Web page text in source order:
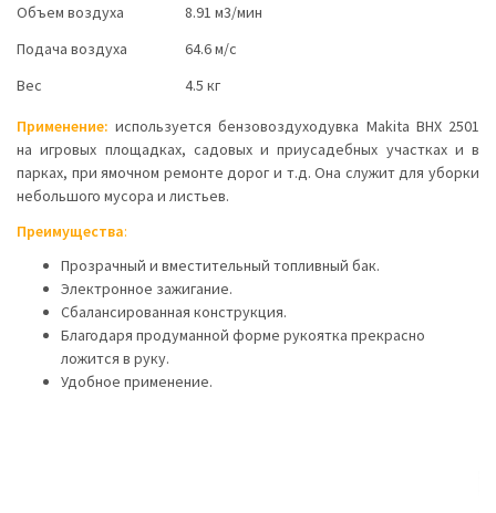
Объем воздуха
8.91 м3/мин
Подача воздуха
64.6 м/с
Вес
4.5 кг
Применение: используется бензовоздуходувка Makita BHX 2501
на игровых площадках, садовых и приусадебных участках и в
парках, при ямочном ремонте дорог и т.д. Она служит для уборки
небольшого мусора и листьев.
Преимущества:
Прозрачный и вместительный топливный бак.
Электронное зажигание.
Сбалансированная конструкция.
Благодаря продуманной форме рукоятка прекрасно
ложится в руку.
Удобное применение.